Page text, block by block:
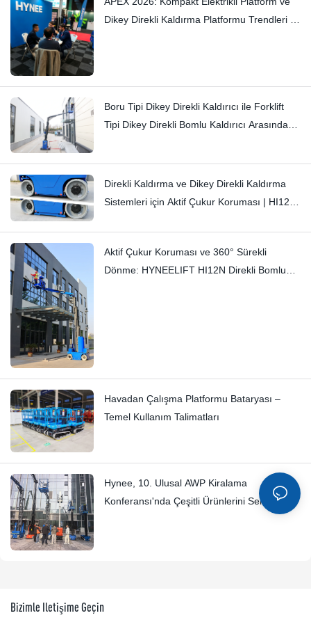
Dikey Direkli Kaldırma Platformu Trendleri —
Boru Tipi Dikey Direkli Kaldırıcı ile Forklift
Tipi Dikey Direkli Bomlu Kaldırıcı Arasındaki
Direkli Kaldırma ve Dikey Direkli Kaldırma
Sistemleri için Aktif Çukur Koruması | HI12N
Aktif Çukur Koruması ve 360° Sürekli
Dönme: HYNEELIFT HI12N Direkli Bomlu
Havadan Çalışma Platformu Bataryası –
Temel Kullanım Talimatları
Hynee, 10. Ulusal AWP Kiralama
Konferansı'nda Çeşitli Ürünlerini Sergiledi
Bizimle Iletişime Geçin